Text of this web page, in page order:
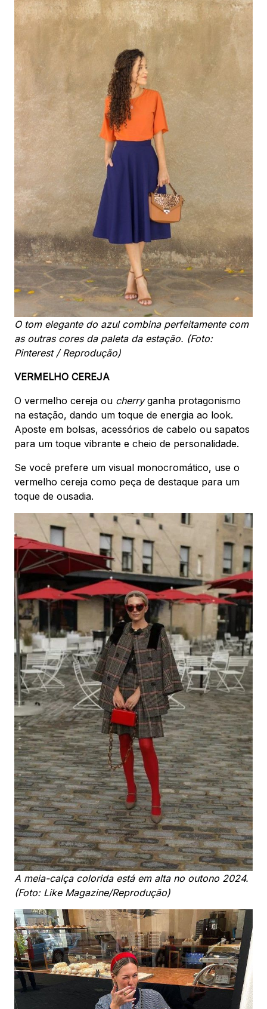
O tom elegante do azul combina perfeitamente com
as outras cores da paleta da estação. (Foto:
Pinterest / Reprodução)
VERMELHO CEREJA
O vermelho cereja ou cherryganha protagonismo
na estação, dando um toque de energia ao look.
Aposte em bolsas, acessórios de cabelo ou sapatos
para um toque vibrante e cheio de personalidade.
Se você prefere um visual monocromático, use o
vermelho cereja como peça de destaque para um
toque de ousadia.
A meia-calça colorida está em alta no outono 2024.
(Foto: Like Magazine/Reprodução)